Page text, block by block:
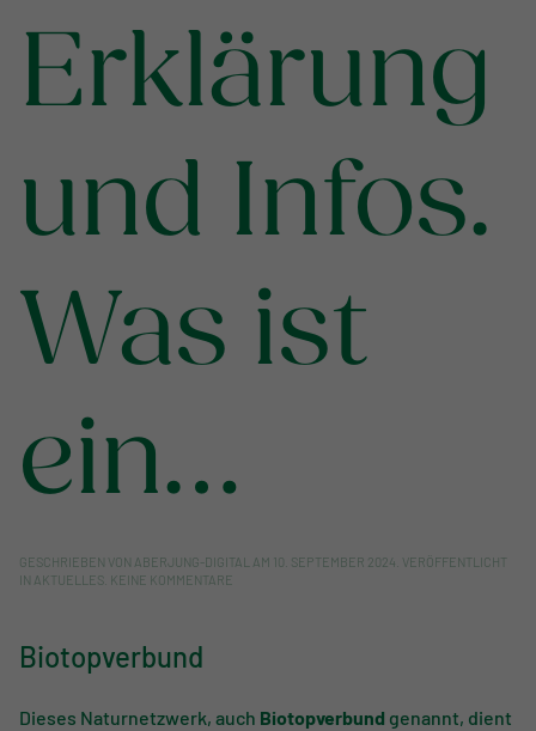
Erklärung
und Infos.
Was ist
ein…
GESCHRIEBEN VON ABERJUNG-DIGITAL AM 10. SEPTEMBER 2024 . VERÖFFENTLICHT
IN AKTUELLES KEINE KOMMENTARE
Biotopverbund
Dieses Naturnetzwerk, auch Biotopver­bund genannt, dient